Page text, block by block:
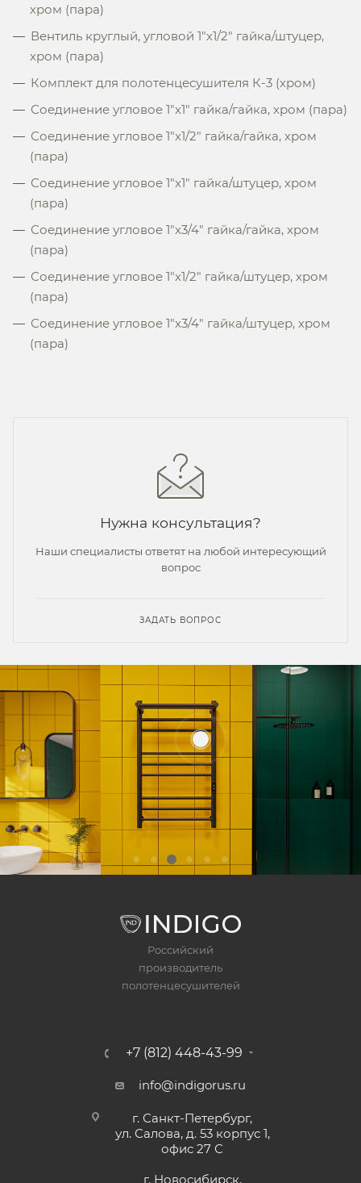
хром (пара)
Вентиль круглый, угловой 1"х1/2" гайка/штуцер,
хром (пара)
Комплект для полотенцесушителя К-3 (хром)
Соединение угловое 1"x1" гайка/гайка, хром (пара)
Соединение угловое 1"x1/2" гайка/гайка, хром
(пара)
Соединение угловое 1"x1" гайка/штуцер, хром
(пара)
Соединение угловое 1"x3/4" гайка/гайка, хром
(пара)
Соединение угловое 1"x1/2" гайка/штуцер, хром
(пара)
Соединение угловое 1"x3/4" гайка/штуцер, хром
(пара)
Нужна консультация?
Наши специалисты ответят на любой интересующий
вопрос
ЗАДАТЬ ВОПРОС
Российский
производитель
полотенцесушителей
+7 (812) 448-43-99
info@indigorus.ru
г. Санкт-Петербург,
ул. Салова, д. 53 корпус 1,
офис 27 С
г. Новосибирск,